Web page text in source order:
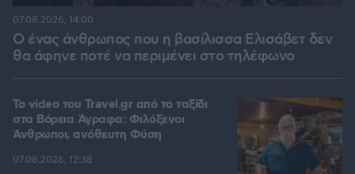
Ο ένας άνθρωπος που η βασίλισσα Ελισάβετ δεν
θα άφηνε ποτέ να περιμένει στο τηλέφωνο
07.08.2026, 14:00
To video του Travel.gr από το ταξίδι
στα Βόρεια Άγραφα: Φιλόξενοι
Άνθρωποι, ανόθευτη Φύση
07.08.2026, 12:38